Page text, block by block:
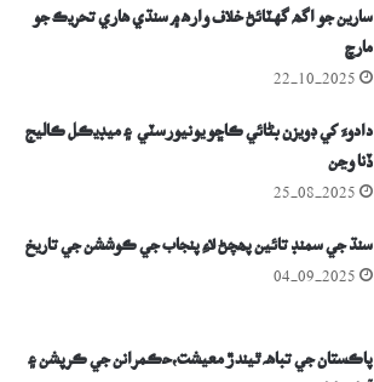
سارين جو اگھ گهٽائڻ خلاف وارھ ۾ سنڌي هاري تحريڪ جو
مارچ
22-10-2025
دادوءَ کي ڊويزن بڻائي ڪاڇو يونيورسٽي ۽ ميڊيڪل ڪاليج
ڏنا وڃن
25-08-2025
سنڌ جي سمنڊ تائين پھچڻ لاءِ پنجاب جي ڪوششن جي تاريخ
04-09-2025
پاڪستان جي تباھہ ٿيندڙ معيشت،حڪمرانن جي ڪرپشن ۽